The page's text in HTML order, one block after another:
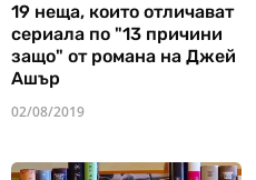
19 неща, които отличават
сериала по "13 причини
защо" от романа на Джей
Ашър
02/08/2019